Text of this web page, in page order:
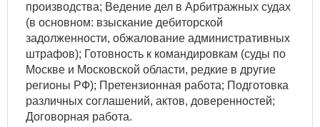
производства; Ведение дел в Арбитражных судах
(в основном: взыскание дебиторской
задолженности, обжалование административных
штрафов); Готовность к командировкам (суды по
Москве и Московской области, редкие в другие
регионы РФ); Претензионная работа; Подготовка
различных соглашений, актов, доверенностей;
Договорная работа.